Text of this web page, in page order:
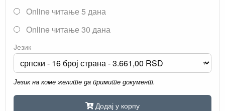
Online читање 5 дана
Online читање 30 дана
Језик
Језик на коме желите да примите документ.
Додај у корпу